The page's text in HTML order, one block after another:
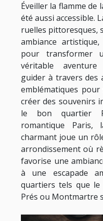
Éveiller la flamme de
été aussi accessible.
ruelles pittoresques,
ambiance
pour transformer
véritable aventure
guider à travers des
emblématiques
créer des souvenirs
le bon quartier
romantique Paris,
charmant joue un
arrondissement où
favorise une
à une escapade
quartiers tels que le
Prés ou Montmartre